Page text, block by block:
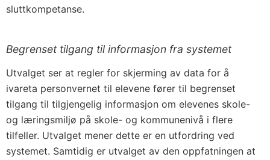
sluttkompetanse.
Begrenset tilgang til informasjon fra systemet
Utvalget ser at regler for skjerming av data for å
ivareta personvernet til elevene fører til begrenset
tilgang til tilgjengelig informasjon om elevenes skole-
og læringsmiljø på skole- og kommunenivå i flere
tilfeller. Utvalget mener dette er en utfordring ved
systemet. Samtidig er utvalget av den oppfatningen at